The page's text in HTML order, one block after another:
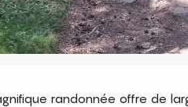
randonnée offre de